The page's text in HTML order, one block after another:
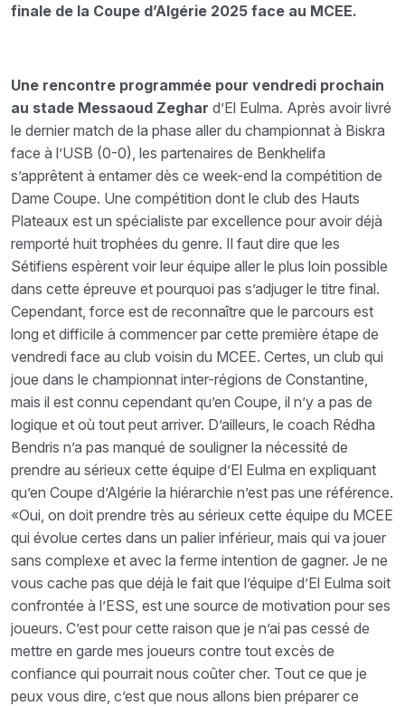
finale de la Coupe d’Algérie 2025 face au MCEE.
Une rencontre programmée pour vendredi prochain
au stade Messaoud Zeghar d’El Eulma. Après avoir livré
le dernier match de la phase aller du championnat à Biskra
face à l’USB (0-0), les partenaires de Benkhelifa
s’apprêtent à entamer dès ce week-end la compétition de
Dame Coupe. Une compétition dont le club des Hauts
Plateaux est un spécialiste par excellence pour avoir déjà
remporté huit trophées du genre. Il faut dire que les
Sétifiens espèrent voir leur équipe aller le plus loin possible
dans cette épreuve et pourquoi pas s’adjuger le titre final.
Cependant, force est de reconnaître que le parcours est
long et difficile à commencer par cette première étape de
vendredi face au club voisin du MCEE. Certes, un club qui
joue dans le championnat inter-régions de Constantine,
mais il est connu cependant qu’en Coupe, il n’y a pas de
logique et où tout peut arriver. D’ailleurs, le coach Rédha
Bendris n’a pas manqué de souligner la nécessité de
prendre au sérieux cette équipe d’El Eulma en expliquant
qu’en Coupe d’Algérie la hiérarchie n’est pas une référence.
«Oui, on doit prendre très au sérieux cette équipe du MCEE
qui évolue certes dans un palier inférieur, mais qui va jouer
sans complexe et avec la ferme intention de gagner. Je ne
vous cache pas que déjà le fait que l’équipe d’El Eulma soit
confrontée à l’ESS, est une source de motivation pour ses
joueurs. C’est pour cette raison que je n’ai pas cessé de
mettre en garde mes joueurs contre tout excès de
confiance qui pourrait nous coûter cher. Tout ce que je
peux vous dire, c’est que nous allons bien préparer ce